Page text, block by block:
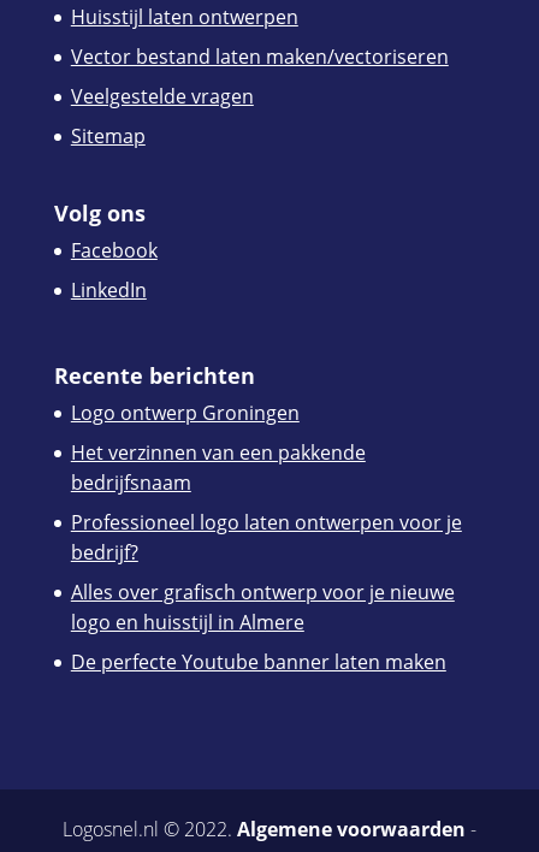
Huisstijl laten ontwerpen
Vector bestand laten maken/vectoriseren
Veelgestelde vragen
Sitemap
Volg ons
Facebook
LinkedIn
Recente berichten
Logo ontwerp Groningen
Het verzinnen van een pakkende
bedrijfsnaam
Professioneel logo laten ontwerpen voor je
bedrijf?
Alles over grafisch ontwerp voor je nieuwe
logo en huisstijl in Almere
De perfecte Youtube banner laten maken
Logosnel.nl © 2022. Algemene voorwaarden -